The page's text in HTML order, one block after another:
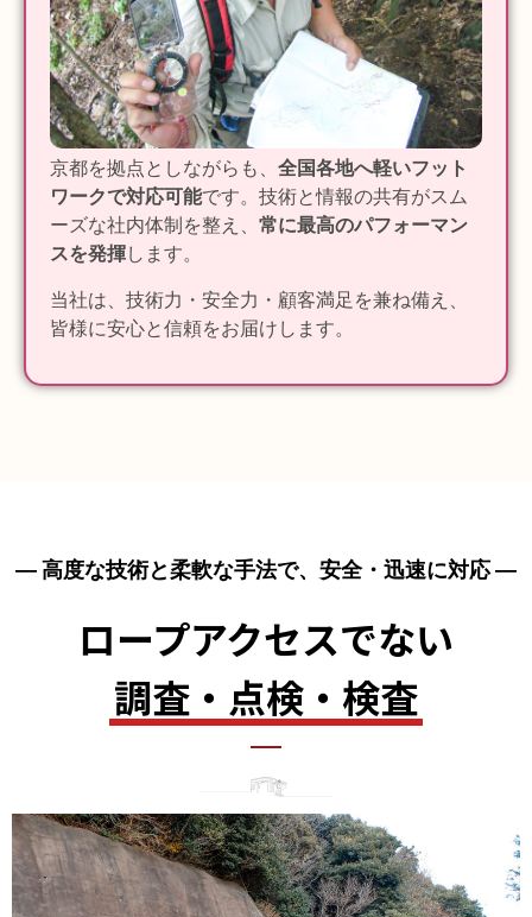
京都を拠点としながらも、 全国各地へ軽いフット
ワークで対応可能です。技術と情報の共有がスム
ーズな社内体制を整え、 常に最高のパフォーマン
スを発揮します。
当社は、技術力・安全力・顧客満足を兼ね備え、
皆様に安心と信頼をお届けします。
― 高度な技術と柔軟な手法で、安全・迅速に対応 ―
ロープアクセスでない
調査・点検・検査